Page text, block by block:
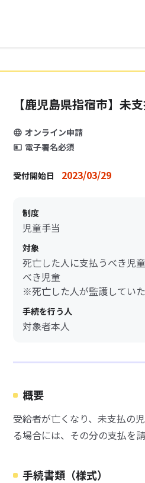
【鹿児島県指宿市】未
オンライン申請
電子署名必須
受付開始日 2023/03/29
制度
児童手当
対象
死亡した人に支払うべき児
べき児童
※死亡した人が監護してい
手続を行う人
対象者本人
概要
受給者が亡くなり、未支払の
る場合には、その分の支払を
手続書類（様式）